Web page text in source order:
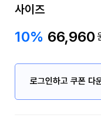
사이즈
10% 66,960
로그인하고 쿠폰 다